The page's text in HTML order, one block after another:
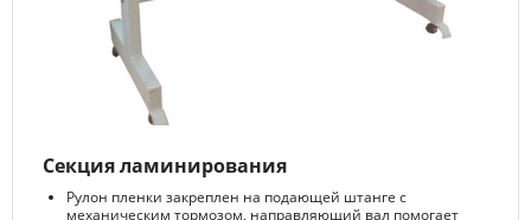
Секция ламинирования
Рулон пленки закреплен на подающей штанге с
механическим тормозом, направляющий вал помогает